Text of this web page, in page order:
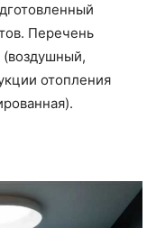
Перечень
(воздушный,
отопления